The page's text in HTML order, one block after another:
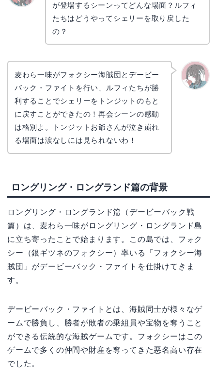
が登場するシーンってどんな場面？ルフィ
たちはどうやってシェリーを取り戻した
の？
麦わら一味がフォクシー海賊団とデービー
バック・ファイトを行い、ルフィたちが勝
利することでシェリーをトンジットのもと
に戻すことができたの！再会シーンの感動
は格別よ。トンジットお爺さんが泣き崩れ
る場面は涙なしには見られないわ！
ロングリング・ロングランド篇の背景
ロングリング・ロングランド篇（デービーバック戦
篇）は、麦わら一味がロングリング・ロングランド島
に立ち寄ったことで始まります。この島では、フォク
シー（銀ギツネのフォクシー）率いる「フォクシー海
賊団」がデービーバック・ファイトを仕掛けてきま
す。
デービーバック・ファイトとは、海賊同士が様々なゲ
ームで勝負し、勝者が敗者の乗組員や宝物を奪うこと
ができる伝統的な海賊ゲームです。フォクシーはこの
ゲームで多くの仲間や財産を奪ってきた悪名高い存在
でした。